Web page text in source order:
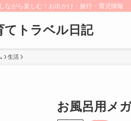
ながら楽しむ！お出かけ・旅行・育児情報
てトラベル日記
生活
お風呂用メ